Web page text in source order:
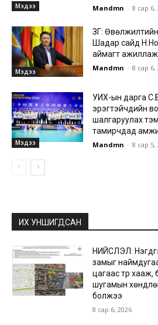
Мэдээ Mandmn - 8 сар 6,
Мэдээ
ЗГ:
Шадар сайд
аймагт
Mandmn - 8 сар 6,
Мэдээ
УИХ-ын дарга
эрэгтэйчүүдийн
шалгаруулах
тамирчдад
Mandmn - 8 сар 5,
ИХ УНШИГДСАН
НИЙСЛЭЛ:
замыг
цагаас түр
шугамын
болжээ
8 сар 6, 2026